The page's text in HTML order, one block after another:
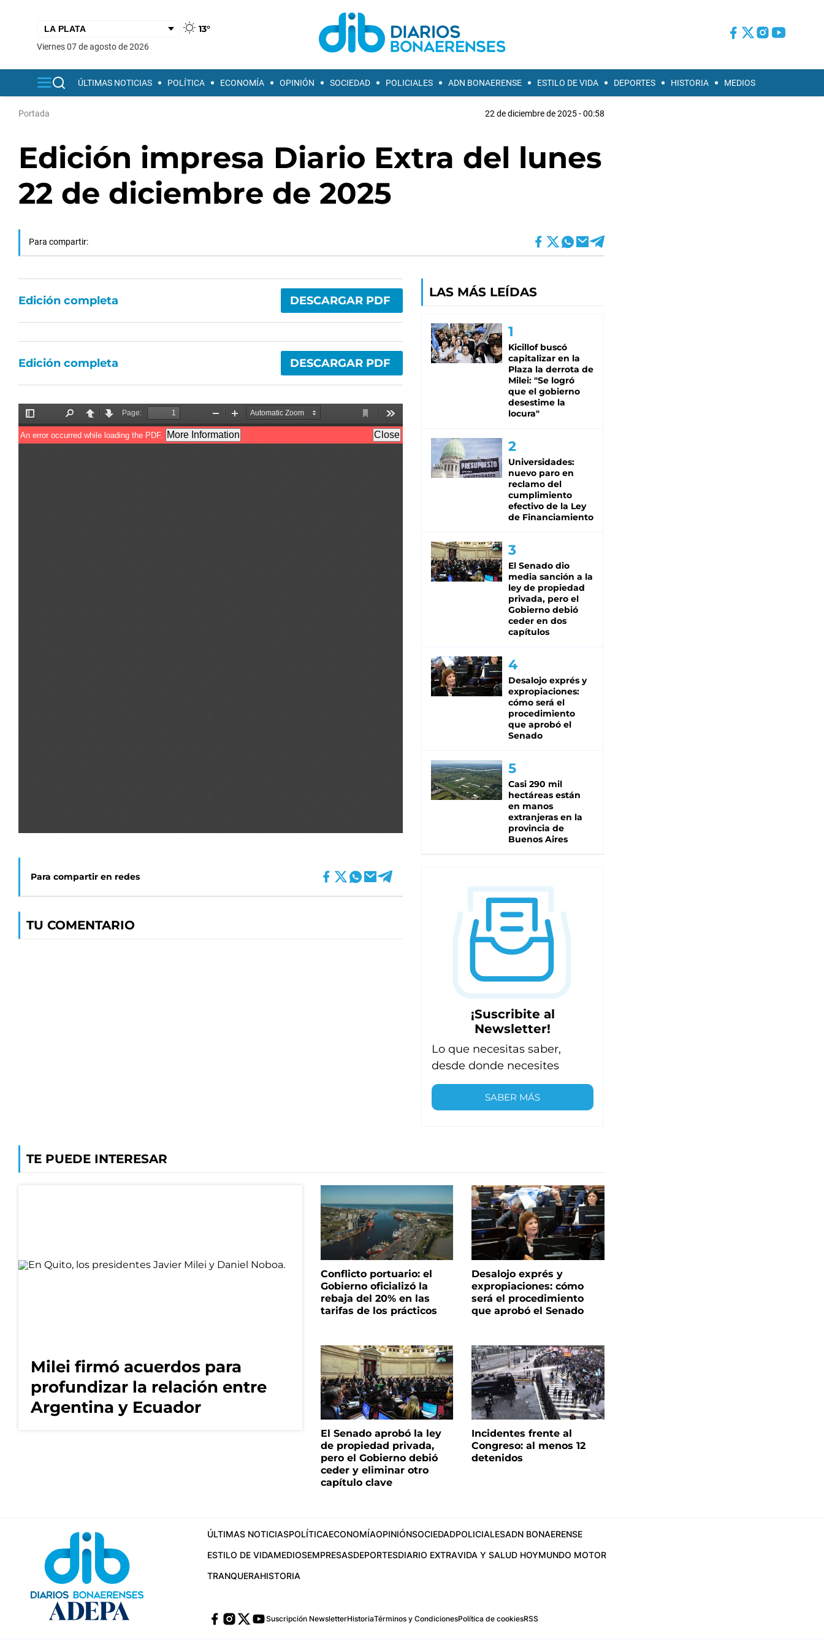
13°
viernes 07 de agosto de 2026
ÚLTIMAS NOTICIAS POLÍTICA ECONOMÍA OPINIÓN SOCIEDAD POLICIALES ADN BONAERENSE ESTILO DE VIDA DEPORTES HISTORIA MEDIOS
Portada 22 de diciembre de 2025 - 00:58
Edición impresa Diario Extra del lunes
22 de diciembre de 2025
Para compartir:
Edición completa DESCARGAR PDF
Edición completa DESCARGAR PDF
Para compartir en redes
TU COMENTARIO
LAS MÁS LEÍDAS
Kicillof buscó
capitalizar en la
Plaza la derrota de
Milei: "Se logró
que el gobierno
desestime la
locura"
Universidades:
nuevo paro en
reclamo del
cumplimiento
efectivo de la Ley
de Financiamiento
El Senado dio
media sanción a la
ley de propiedad
privada, pero el
Gobierno debió
ceder en dos
capítulos
Desalojo exprés y
expropiaciones:
cómo será el
procedimiento
que aprobó el
Senado
Casi 290 mil
hectáreas están
en manos
extranjeras en la
provincia de
Buenos Aires
¡Suscribite al
Newsletter!
Lo que necesitas saber,
desde donde necesites
SABER MÁS
TE PUEDE INTERESAR
Milei firmó acuerdos para
profundizar la relación entre
Argentina y Ecuador
Conflicto portuario: el
Gobierno oficializó la
rebaja del 20% en las
tarifas de los prácticos
Desalojo exprés y
expropiaciones: cómo
será el procedimiento
que aprobó el Senado
El Senado aprobó la ley
de propiedad privada,
pero el Gobierno debió
ceder y eliminar otro
capítulo clave
Incidentes frente al
Congreso: al menos 12
detenidos
ÚLTIMAS NOTICIASPOLÍTICAECONOMÍAOPINIÓNSOCIEDADPOLICIALESADN BONAERENSE
ESTILO DE VIDAMEDIOSEMPRESASDEPORTESDIARIO EXTRAVIDA Y SALUD HOYMUNDO MOTOR
TRANQUERAHISTORIA
Suscripción NewsletterHistoriaTérminos y CondicionesPolítica de cookiesRSS